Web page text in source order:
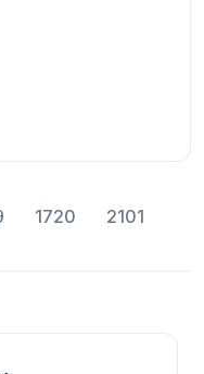
1720 2101